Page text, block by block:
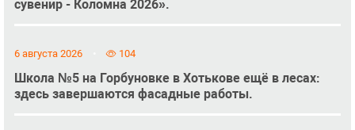
сувенир - Коломна 2026».
6 августа 2026 104
Школа №5 на Горбуновке в Хотькове ещё в лесах:
здесь завершаются фасадные работы.